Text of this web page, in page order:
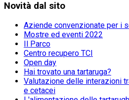
Novità dal sito
Aziende convenzionate per i
Mostre ed eventi 2022
Il Parco
Centro recupero TCI
Open day
Hai trovato una tartaruga?
Valutazione delle interazioni
e cetacei